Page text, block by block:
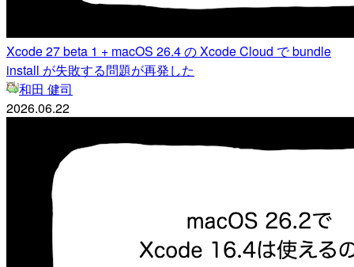
Xcode 27 beta 1 + macOS 26.4 の Xcode Cloud で bundle
install が失敗する問題が再発した
和田 健司
2026.06.22